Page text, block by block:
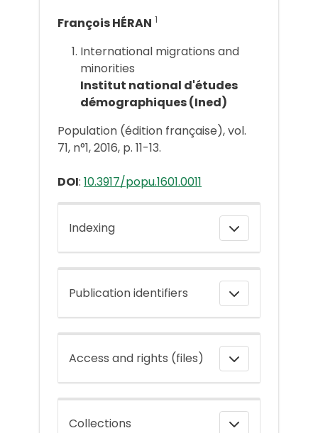
François HÉRAN 1
International migrations and
minorities
Institut national d'études
démographiques (Ined)
Population (édition française), vol.
71, n°1, 2016, p. 11-13.
DOI: 10.3917/popu.1601.0011
Indexing
Publication identifiers
Access and rights (files)
Collections